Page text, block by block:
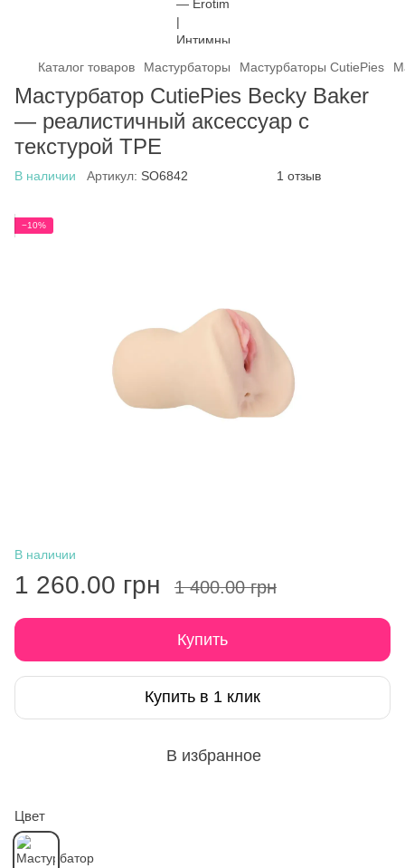
Каталог товаров Мастурбаторы Мастурбаторы CutiePies
Мастурбатор CutiePies Becky Baker
— реалистичный аксессуар с
текстурой TPE
В наличии Артикул: SO6842 1 отзыв
−10%
В наличии
1 260.00 грн 1 400.00 грн
Купить
Купить в 1 клик
В избранное
Цвет